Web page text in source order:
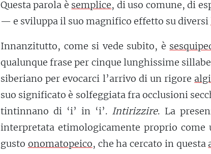
Questa parola è semplice, di uso comune, di
— e sviluppa il suo magnifico effetto su diversi
Innanzitutto, come si vede subito, è
qualunque frase per cinque lunghissime
siberiano per evocarci l’arrivo di un rigore
suo significato è solfeggiata fra occlusioni
tintinnano di ‘i’ in ‘i’. Intirizzire. La
interpretata etimologicamente proprio come
gusto onomatopeico, che ha cercato in questa